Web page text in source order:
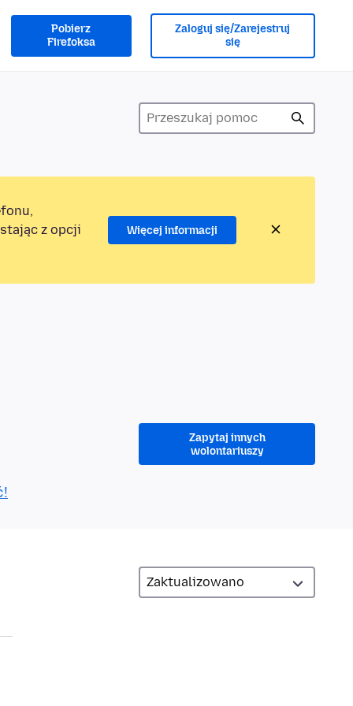
Pobierz
Firefoksa
Zaloguj się/Zarejestruj
się
z opcji
Więcej informacji
Zapytaj innych
wolontariuszy